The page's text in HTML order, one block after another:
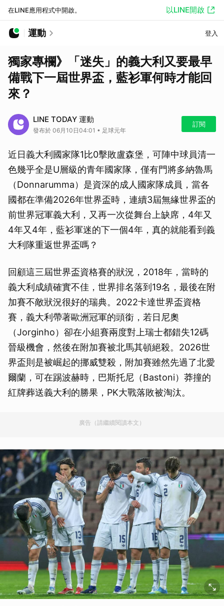
在LINE應用程式中開啟。 以LINE開啟
運動 登入
獨家專欄》「迷失」的義大利又要最早
備戰下一屆世界盃，藍衫軍何時才能回
來？
LINE TODAY 運動
發布於 06月10日04:01 • 足球元年
訂閱
近日義大利國家隊1比0擊敗盧森堡，可陣中球員清一
色幾乎全是U層級的青年國家隊，僅有門將多納魯馬
（Donnarumma）是資深的成人國家隊成員，當各
國都在準備2026年世界盃時，連續3屆無緣世界盃的
前世界冠軍義大利，又再一次從舞台上缺席，4年又
4年又4年，藍衫軍迷的下一個4年，真的就能看到義
大利隊重返世界盃嗎？
回顧這三屆世界盃資格賽的狀況，2018年，當時的
義大利成績確實不佳，世界排名落到19名，最後在附
加賽不敵狀況很好的瑞典。2022卡達世界盃資格
賽，義大利帶著歐洲冠軍的頭銜，若日尼奧
（Jorginho）卻在小組賽兩度對上瑞士都錯失12碼
晉級機會，然後在附加賽被北馬其頓絕殺。2026世
界盃則是被崛起的挪威雙殺，附加賽雖然先過了北愛
爾蘭，可在踢波赫時，巴斯托尼（Bastoni）莽撞的
紅牌葬送義大利的勝果，PK大戰落敗被淘汰。
廣告（請繼續閱讀本文）